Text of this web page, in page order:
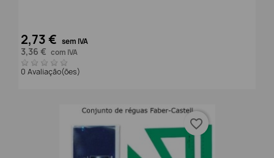
2,73 € sem IVA
3,36 € com IVA
0 Avaliação(ões)
favorite_border